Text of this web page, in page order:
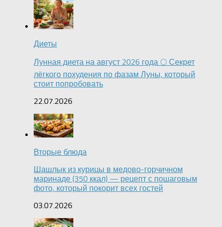
Диеты
Лунная диета на август 2026 года 🌕 Секрет
лёгкого похудения по фазам Луны, который
стоит попробовать
22.07.2026
Вторые блюда
Шашлык из курицы в медово-горчичном
маринаде (350 ккал) — рецепт с пошаговым
фото, который покорит всех гостей
03.07.2026